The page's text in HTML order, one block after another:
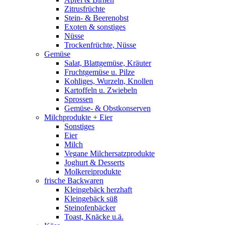
Zitrusfrüchte
Stein- & Beerenobst
Exoten & sonstiges
Nüsse
Trockenfrüchte, Nüsse
Gemüse
Salat, Blattgemüse, Kräuter
Fruchtgemüse u. Pilze
Kohliges, Wurzeln, Knollen
Kartoffeln u. Zwiebeln
Sprossen
Gemüse- & Obstkonserven
Milchprodukte + Eier
Sonstiges
Eier
Milch
Vegane Milchersatzprodukte
Joghurt & Desserts
Molkereiprodukte
frische Backwaren
Kleingebäck herzhaft
Kleingebäck süß
Steinofenbäcker
Toast, Knäcke u.ä.